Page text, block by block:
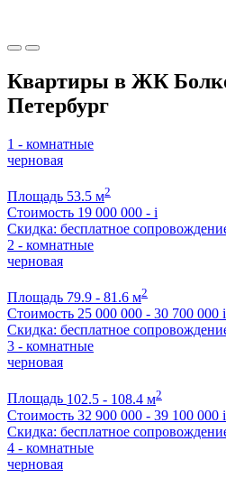
Квартиры в ЖК
Петербург
1 - комнатные
черновая
Площадь 53.5 м2
Стоимость 19 000 000 - i
Скидка: бесплатное
2 - комнатные
черновая
Площадь 79.9 - 81.6 м2
Стоимость 25 000 000 - 30 700 000 i
Скидка: бесплатное
3 - комнатные
черновая
Площадь 102.5 - 108.4 м2
Стоимость 32 900 000 - 39 100 000 i
Скидка: бесплатное
4 - комнатные
черновая